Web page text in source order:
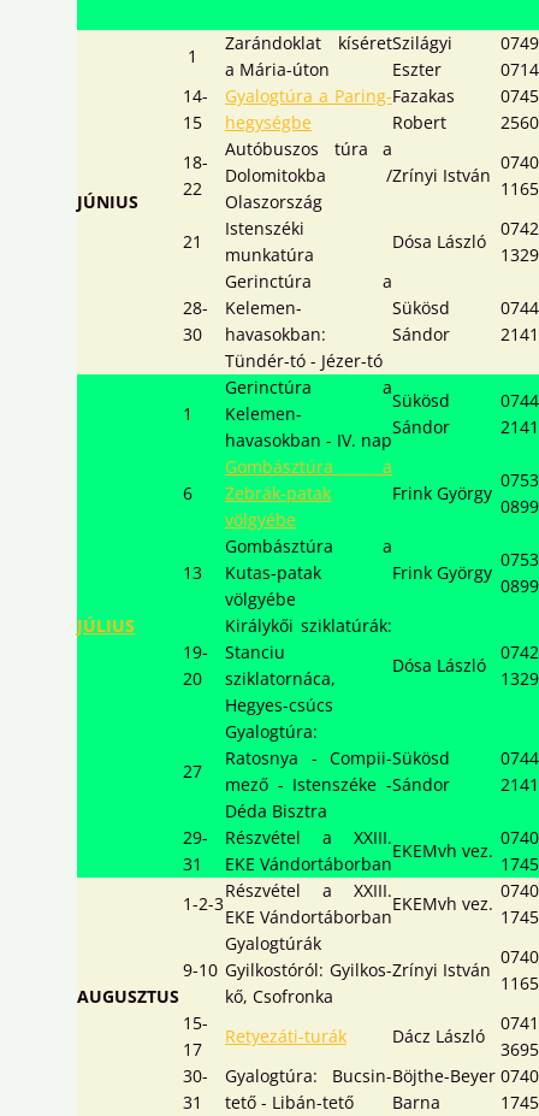
JÚNIUS
1
Zarándoklat kíséret
a Mária-úton
Szilágyi
Eszter
14-
15
Gyalogtúra a Paring-
hegységbe
Fazakas
Robert
18-
22
Autóbuszos túra a
Dolomitokba /
Olaszország
Zrínyi István
21
Istenszéki
munkatúra
Dósa László
28-
30
Gerinctúra a
Kelemen-
havasokban:
Tündér-tó - Jézer-tó
Sükösd
Sándor
JÚLIUS
1
Gerinctúra a
Kelemen-
havasokban - IV. nap
Sükösd
Sándor
6
Gombásztúra a
Zebrák-patak
völgyébe
Frink György
13
Gombásztúra a
Kutas-patak
völgyébe
Frink György
19-
20
Királykői sziklatúrák:
Stanciu
sziklatornáca,
Hegyes-csúcs
Dósa László
27
Gyalogtúra:
Ratosnya - Compii-
mező - Istenszéke -
Déda Bisztra
Sükösd
Sándor
29-
31
Részvétel a XXIII.
EKE Vándortáborban
EKEMvh vez.
AUGUSZTUS
1-2-3
Részvétel a XXIII.
EKE Vándortáborban
EKEMvh vez.
9-10
Gyalogtúrák
Gyilkostóról: Gyilkos-
kő, Csofronka
Zrínyi István
15-
17
Retyezáti-turák Dácz László
30-
31
Gyalogtúra: Bucsin-
tető - Libán-tető
Böjthe-Beyer
Barna